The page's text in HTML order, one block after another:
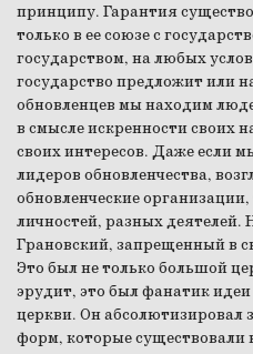
принципу. Гарантия
только в ее союзе с
государством, на любых
государство предложит или
обновленцев мы находим
в смысле искренности своих
своих интересов. Даже если
лидеров обновленчества,
обновленческие
личностей, разных
Грановский, запрещенный в
Это был не только большой
эрудит, это был фанатик
церкви. Он абсолютизировал
форм, которые существовали